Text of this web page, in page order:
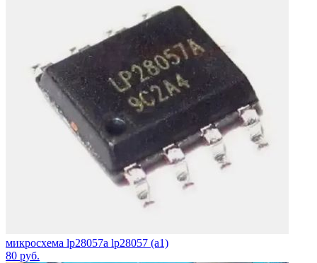
микросхема lp28057a lp28057 (a1)
80 руб.